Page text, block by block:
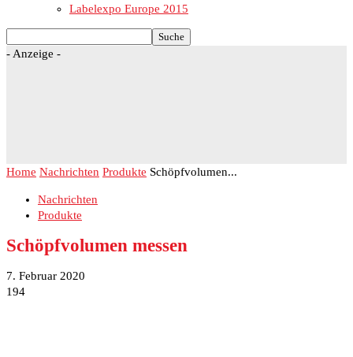
Labelexpo Europe 2015
- Anzeige -
Home Nachrichten Produkte Schöpfvolumen...
Nachrichten
Produkte
Schöpfvolumen messen
7. Februar 2020
194